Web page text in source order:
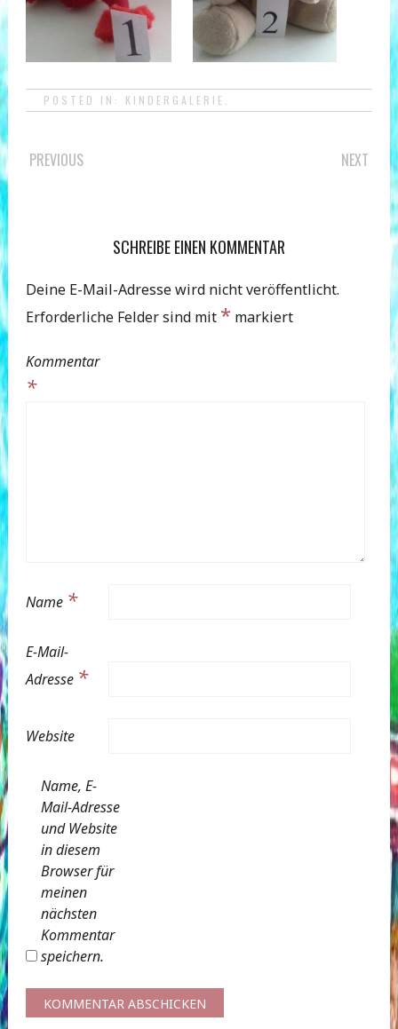
POSTED IN: KINDERGALERIE
POST
PREVIOUS NEXT
SCHREIBE EINEN KOMMENTAR
Deine E-Mail-Adresse wird nicht veröffentlicht.
Erforderliche Felder sind mit * markiert
Kommentar
*
Name *
E-Mail-
Adresse *
Website
Name, E-
Mail-Adresse
und Website
in diesem
Browser für
meinen
nächsten
Kommentar
speichern.